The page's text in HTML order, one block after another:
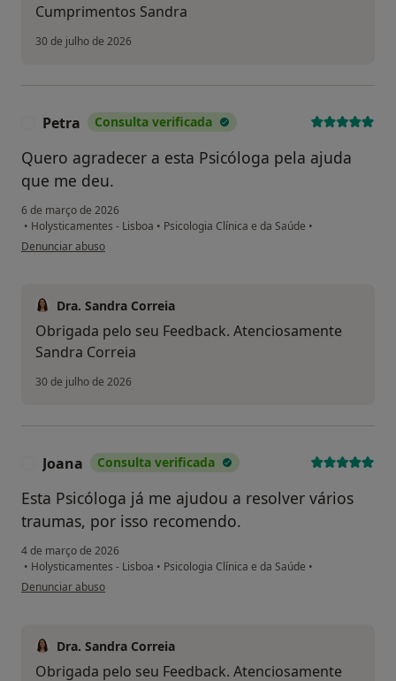
Cumprimentos Sandra
30 de julho de 2026
Petra Consulta verificada
Quero agradecer a esta Psicóloga pela ajuda
que me deu.
6 de março de 2026
• Holysticamentes - Lisboa • Psicologia Clínica e da Saúde •
na opinião do utilizador Petra
Denunciar abuso
Dra. Sandra Correia
Obrigada pelo seu Feedback. Atenciosamente
Sandra Correia
30 de julho de 2026
Joana Consulta verificada
Esta Psicóloga já me ajudou a resolver vários
traumas, por isso recomendo.
4 de março de 2026
• Holysticamentes - Lisboa • Psicologia Clínica e da Saúde •
na opinião do utilizador Joana
Denunciar abuso
Dra. Sandra Correia
Obrigada pelo seu Feedback. Atenciosamente